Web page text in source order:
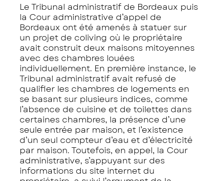
Le Tribunal administratif de Bordeaux puis
la Cour administrative d’appel de
Bordeaux ont été amenés à statuer sur
un projet de coliving où le propriétaire
avait construit deux maisons mitoyennes
avec des chambres louées
individuellement. En première instance, le
Tribunal administratif avait refusé de
qualifier les chambres de logements en
se basant sur plusieurs indices, comme
l’absence de cuisine et de toilettes dans
certaines chambres, la présence d’une
seule entrée par maison, et l’existence
d’un seul compteur d’eau et d’électricité
par maison. Toutefois, en appel, la Cour
administrative, s’appuyant sur des
informations du site internet du